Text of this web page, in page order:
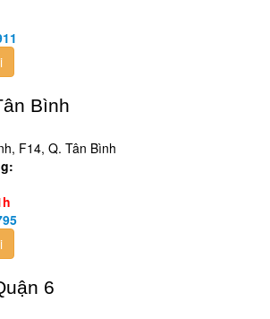
Bình
F14, Q. Tân Bình
6